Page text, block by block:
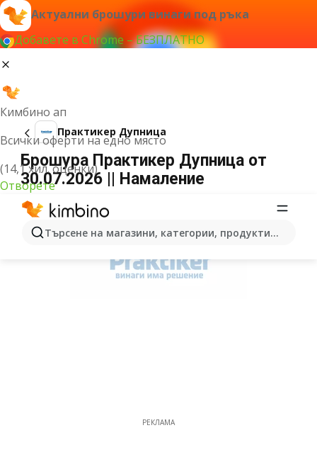
Актуални брошури винаги под ръка
Добавете в Chrome – БЕЗПЛАТНО
Кимбино ап
Всички оферти на едно място
(14,1 хил. оценки)
Отворете
Търсене на магазини, категории, продукти...
Практикер Дупница
Брошура Практикер Дупница от
30.07.2026 || Намаление
РЕКЛАМА